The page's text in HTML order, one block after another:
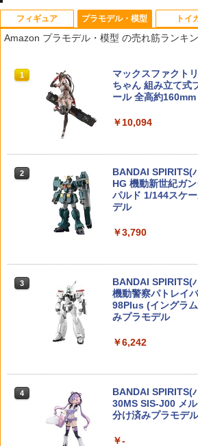
1 30MF 【ドゥロー
BANDAI バンダイ
デル ガンプラ【中
ミアムバンダイ
￥6,050
ー 【KP879】 (プ
￥6,091
￥11,178
【中古】MG 1/100
1
【未開封品】レゴ
ーラ オリジナル サ
レゴ サッカー ミ
￥1,000
￥1,080
PPC-N36 持ちやす
￥750
1.0mm軸〔ホビー
2.0mm軸〔ホビー
1
COWCOW
リターンスプリン
en5 MOS◆東京マ
ペア ノズル
￥590
MOS◆ナイロン+
破損防止に！グロ
ンファイブ
耐久性向上
￥2,680
3
自衛隊 クイックリ
ラック（PX品 売店
ティカルスリング
フル M4 黒）
￥2,860
4
【楽天1位!】メカ
xWear FastFit
ーク ファストフィ
バゲ 自転車 バイク
1
アルミ製 コンペテ
径タイプ 5.5mm 2
￥440
8810 STYLE SPM
￥748
e A(汎用、鉄製ス
8810 STYLE ポリ
6411)
￥1,650
タカラトミー トミ
フィギュア
1
TAMASHII
ツ（真骨彫製法）
RX 約150mm
TAMASHII
塞マクロス VF-1S
ォッカースペシャ
み可動フィギュア
【POP MART 公式
TERS Big into
ブブ labubu ラブ
し活 ポプマ 正規品
￥2,750
プラモデル・模型
Amazon プラモデル・模型 の売れ筋ランキ
1
マックスファクト
ちゃん 組み立て式
ール 全高約160mm
￥10,094
2
BANDAI SPIRITS(
HG 機動新世紀ガ
パルド 1/144スケ
デル
￥3,790
3
BANDAI SPIRITS(
機動警察パトレイ
98Plus (イングラ
みプラモデル
￥6,242
4
BANDAI SPIRITS(
30MS SIS-J00 メ
分け済みプラモデル
￥-
トイ